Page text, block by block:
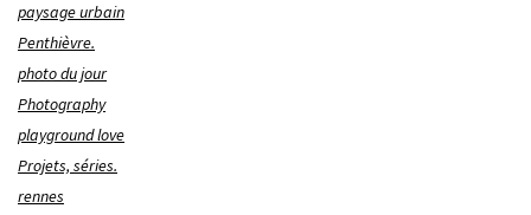
paysage urbain
Penthièvre.
photo du jour
Photography
playground love
Projets, séries.
rennes